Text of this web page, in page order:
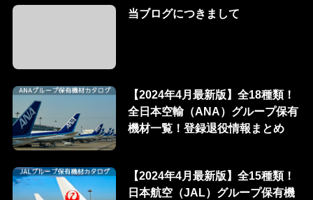
当ブログにつきまして
【2024年4月最新版】全18種類！
全日本空輸（ANA）グループ保有
機材一覧！登録退役情報まとめ
【2024年4月最新版】全15種類！
日本航空（JAL）グループ保有機